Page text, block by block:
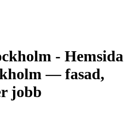
- Hemsida
— fasad,
jobb